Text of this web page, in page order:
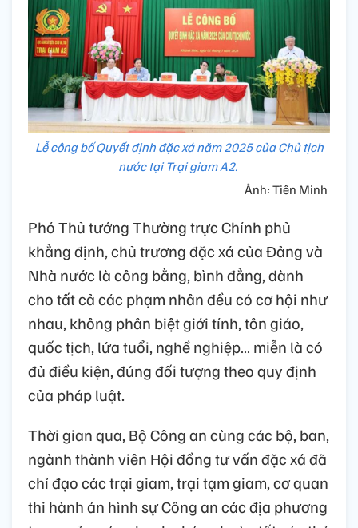
Lễ công bố Quyết định đặc xá năm 2025 của Chủ tịch
nước tại Trại giam A2.
Ảnh: Tiên Minh
Phó Thủ tướng Thường trực Chính phủ
khẳng định, chủ trương đặc xá của Đảng và
Nhà nước là công bằng, bình đẳng, dành
cho tất cả các phạm nhân đều có cơ hội như
nhau, không phân biệt giới tính, tôn giáo,
quốc tịch, lứa tuổi, nghề nghiệp… miễn là có
đủ điều kiện, đúng đối tượng theo quy định
của pháp luật.
Thời gian qua, Bộ Công an cùng các bộ, ban,
ngành thành viên Hội đồng tư vấn đặc xá đã
chỉ đạo các trại giam, trại tạm giam, cơ quan
thi hành án hình sự Công an các địa phương